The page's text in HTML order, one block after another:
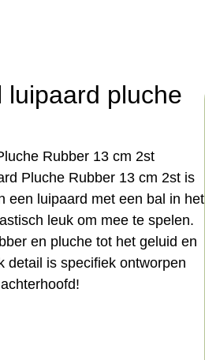
luipaard pluche
Rubber 13 cm 2st
Pluche Rubber 13 cm 2st is
een luipaard met een bal in het
leuk om mee te spelen.
en pluche tot het geluid en
detail is specifiek ontworpen